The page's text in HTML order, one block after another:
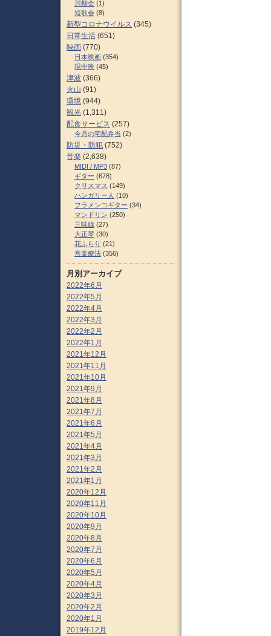
川柳会 (1)
短歌会 (8)
新型コロナウイルス (345)
日常生活 (651)
映画 (770)
日本映画 (354)
現中映 (45)
津波 (366)
火山 (91)
環境 (944)
観光 (1,311)
配食サービス (257)
今月の宅配弁当 (2)
防災・防犯 (752)
音楽 (2,638)
MIDI / MP3 (87)
ギター (678)
クリスマス (149)
ハンガリー人 (10)
フラメンコギター (34)
マンドリン (250)
三味線 (27)
大正琴 (30)
花ふらり (21)
音楽療法 (356)
月別アーカイブ
2022年6月
2022年5月
2022年4月
2022年3月
2022年2月
2022年1月
2021年12月
2021年11月
2021年10月
2021年9月
2021年8月
2021年7月
2021年6月
2021年5月
2021年4月
2021年3月
2021年2月
2021年1月
2020年12月
2020年11月
2020年10月
2020年9月
2020年8月
2020年7月
2020年6月
2020年5月
2020年4月
2020年3月
2020年2月
2020年1月
2019年12月